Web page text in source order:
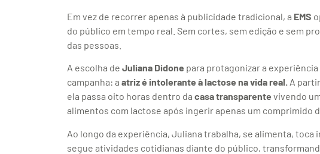
Em vez de recorrer apenas à publicidade tradicional, a EMS
do público em tempo real. Sem cortes, sem edição e sem
das pessoas.
A escolha de Juliana Didone para protagonizar a
campanha: a atriz é intolerante à lactose na vida real. A
ela passa oito horas dentro da casa transparente vivendo
alimentos com lactose após ingerir apenas um comprimido
Ao longo da experiência, Juliana trabalha, se alimenta,
segue atividades cotidianas diante do público,